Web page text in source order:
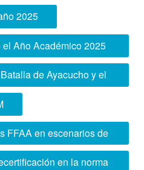
2025
Año Académico 2025
por el Presidente de la
de Ayacucho y el
Ejército
FFAA en escenarios de
en la norma